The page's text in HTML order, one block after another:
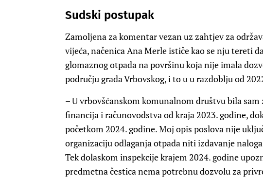
Sudski postupak
Zamoljena za komentar vezan uz zahtjev za
vijeća, načenica Ana Merle ističe kao se nju tereti
glomaznog otpada na površinu koja nije imala
području grada Vrbovskog, i to u u razdoblju od
– U vrbovšćanskom komunalnom društvu bila
financija i računovodstva od kraja 2023. godine,
početkom 2024. godine. Moj opis poslova nije
organizaciju odlaganja otpada niti izdavanje
Tek dolaskom inspekcije krajem 2024. godine
predmetna čestica nema potrebnu dozvolu za